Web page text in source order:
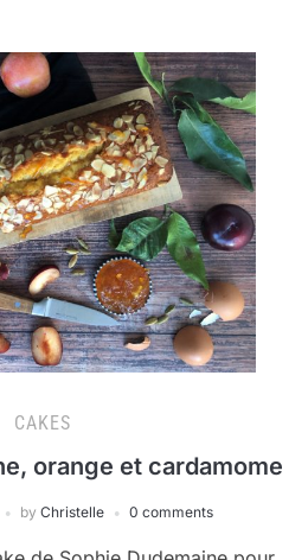
CAKES
orange et cardamome
by Christelle 0 comments